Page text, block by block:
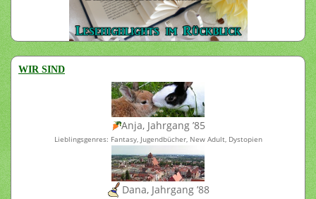
WIR SIND
Anja, Jahrgang ’85
Lieblingsgenres: Fantasy, Jugendbücher, New Adult, Dystopien
Dana, Jahrgang ’88